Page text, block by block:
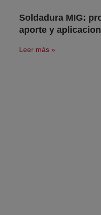
Soldadura MIG:
aporte y
Leer más »